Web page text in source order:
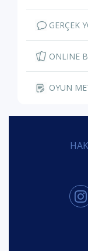
GERÇEK
ONLINE
OYUN